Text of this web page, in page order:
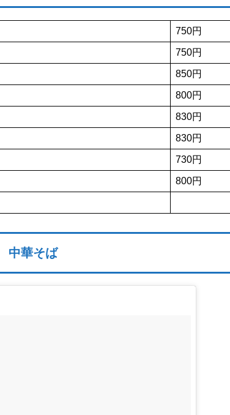
750円
750円
850円
800円
830円
830円
730円
800円
中華そば